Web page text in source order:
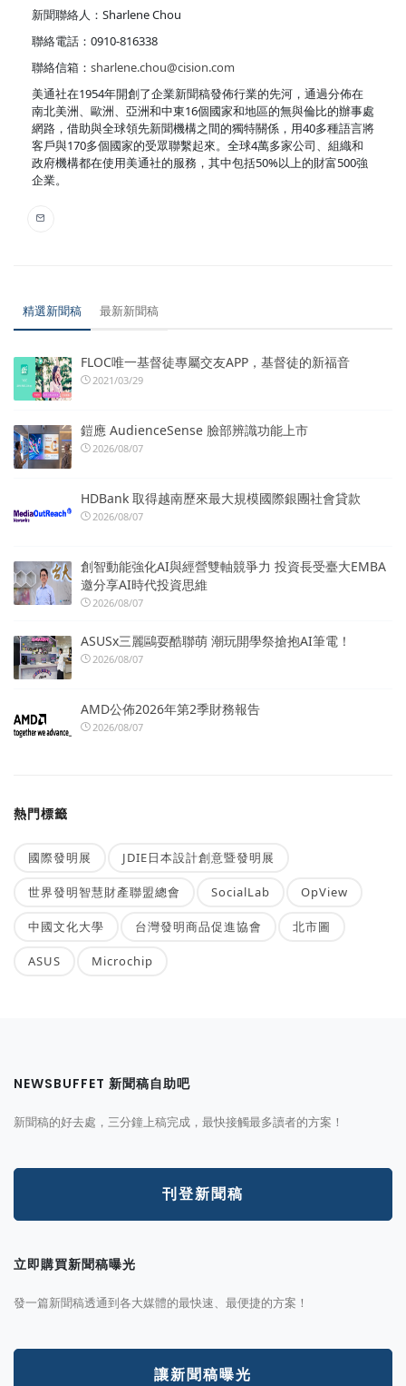
新聞聯絡人：Sharlene Chou
聯絡電話：0910-816338
聯絡信箱： sharlene.chou@cision.com
美通社在1954年開創了企業新聞稿發佈行業的先河，通過分佈在
南北美洲、歐洲、亞洲和中東16個國家和地區的無與倫比的辦事處
網路，借助與全球領先新聞機構之間的獨特關係，用40多種語言將
客戶與170多個國家的受眾聯繫起來。全球4萬多家公司、組織和
政府機構都在使用美通社的服務，其中包括50%以上的財富500強
企業。
精選新聞稿 最新新聞稿
FLOC唯一基督徒專屬交友APP，基督徒的新福音
2021/03/29
鎧應 AudienceSense 臉部辨識功能上市
2026/08/07
HDBank 取得越南歷來最大規模國際銀團社會貸款
2026/08/07
創智動能強化AI與經營雙軸競爭力 投資長受臺大EMBA
邀分享AI時代投資思維
2026/08/07
ASUSx三麗鷗耍酷聯萌 潮玩開學祭搶抱AI筆電！
2026/08/07
AMD公佈2026年第2季財務報告
2026/08/07
熱門標籤
國際發明展 JDIE日本設計創意暨發明展
世界發明智慧財產聯盟總會 SocialLab OpView
中國文化大學 台灣發明商品促進協會 北市圖
ASUS Microchip
NEWSBUFFET 新聞稿自助吧
新聞稿的好去處，三分鐘上稿完成，最快接觸最多讀者的方案！
刊登新聞稿
立即購買新聞稿曝光
發一篇新聞稿透通到各大媒體的最快速、最便捷的方案！
讓新聞稿曝光